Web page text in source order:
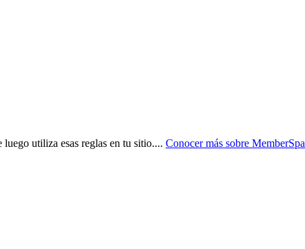
utiliza esas reglas en tu sitio.... Conocer más sobre